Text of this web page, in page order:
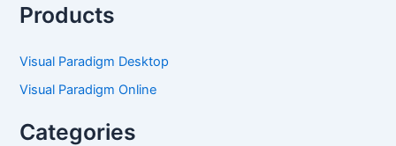
Products
Visual Paradigm Desktop
Visual Paradigm Online
Categories